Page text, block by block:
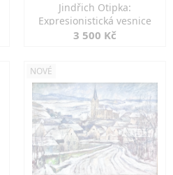
Jindřich Otipka:
Expresionistická vesnice
3 500 Kč
NOVÉ